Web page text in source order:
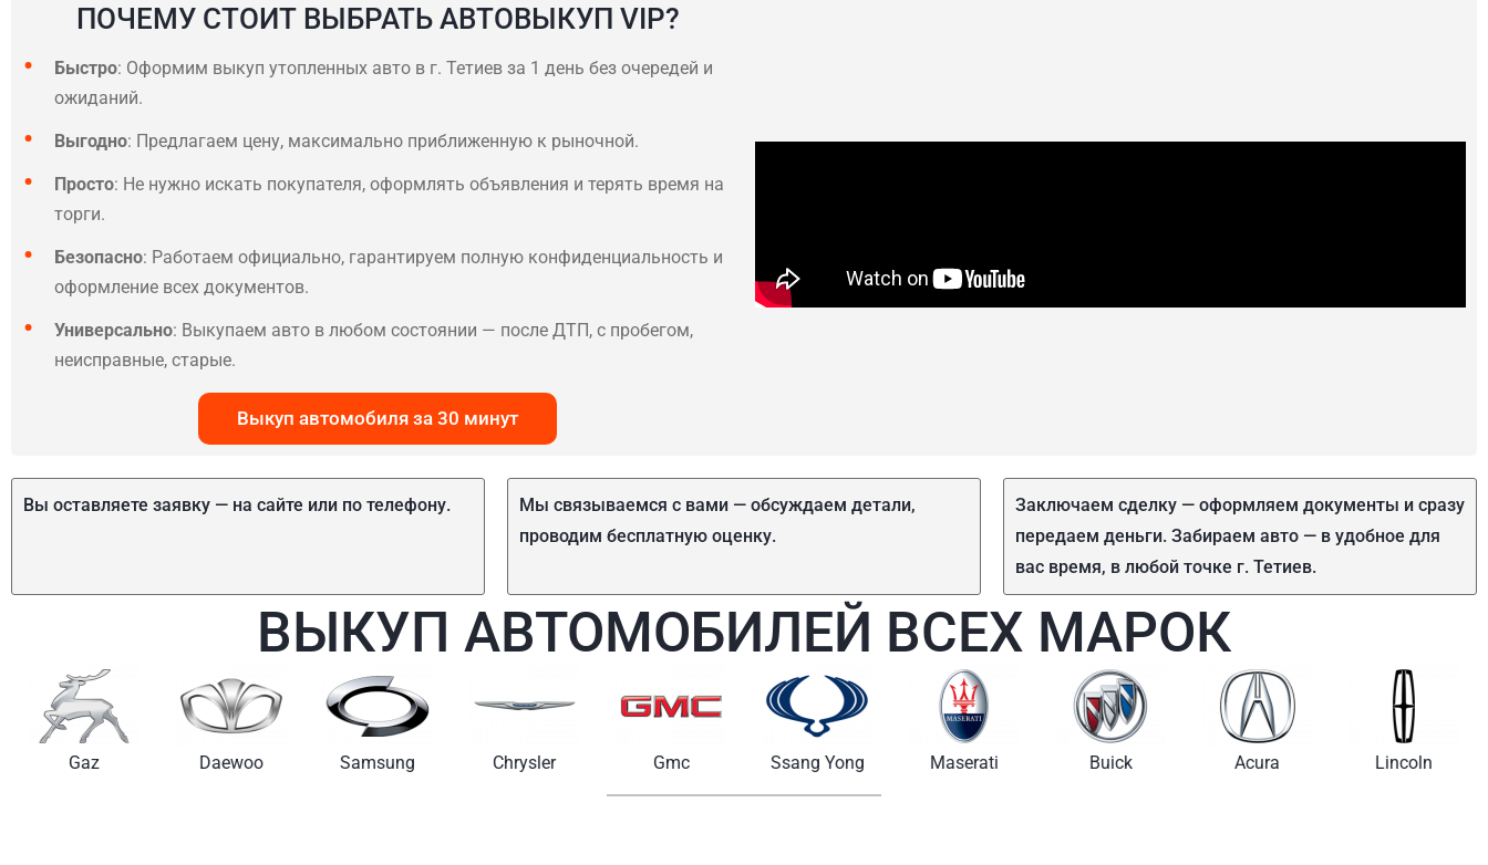
ПОЧЕМУ СТОИТ ВЫБРАТЬ АВТОВЫКУП VIP?
Быстро: Оформим выкуп утопленных авто в г. Тетиев за 1 день без очередей и
ожиданий.
Выгодно: Предлагаем цену, максимально приближенную к рыночной.
Просто: Не нужно искать покупателя, оформлять объявления и терять время на
торги.
Безопасно: Работаем официально, гарантируем полную конфиденциальность и
оформление всех документов.
Универсально: Выкупаем авто в любом состоянии — после ДТП, с пробегом,
неисправные, старые.
Выкуп автомобиля за 30 минут
Вы оставляете заявку — на сайте или по телефону.
Мы связываемся с вами — обсуждаем детали,
проводим бесплатную оценку.
Заключаем сделку — оформляем документы и сразу
передаем деньги. Забираем авто — в удобное для
вас время, в любой точке г. Тетиев.
ВЫКУП АВТОМОБИЛЕЙ ВСЕХ МАРОК
Gaz Daewoo Samsung Chrysler Gmc Ssang Yong Maserati Buick Acura Lincoln